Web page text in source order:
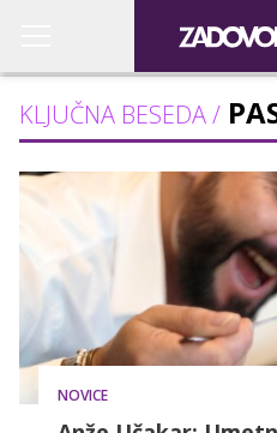
KLJUČNA BESEDA /
NOVICE